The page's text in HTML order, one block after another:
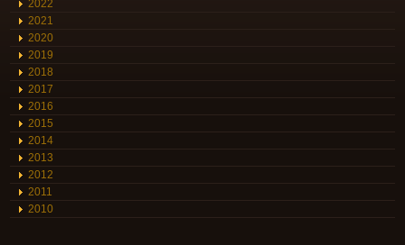
2022
2021
2020
2019
2018
2017
2016
2015
2014
2013
2012
2011
2010